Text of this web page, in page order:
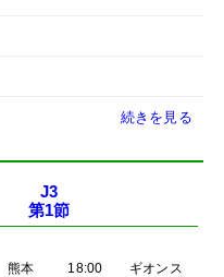
続きを見る
J3
第1節
熊本 18:00
ギオンス